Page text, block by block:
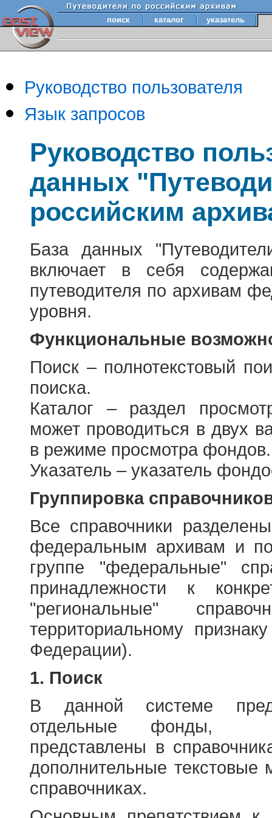
поиск каталог указатель
Руководство пользователя
Язык запросов
Руководство
данных
российским
База данных
включает в себя
путеводителя по архивам
уровня.
Функциональные
Поиск – полнотекстовый
поиска.
Каталог – раздел
может проводиться в двух
в режиме просмотра фондов.
Указатель – указатель
Группировка
Все справочники
федеральным архивам и
группе "федеральные"
принадлежности к
"региональные"
территориальному
Федерации).
1. Поиск
В данной системе
отдельные фонды,
представлены в
дополнительные
справочниках.